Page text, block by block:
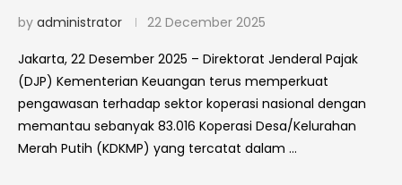
by administrator 22 December 2025
Jakarta, 22 Desember 2025 – Direktorat Jenderal Pajak
(DJP) Kementerian Keuangan terus memperkuat
pengawasan terhadap sektor koperasi nasional dengan
memantau sebanyak 83.016 Koperasi Desa/Kelurahan
Merah Putih (KDKMP) yang tercatat dalam …